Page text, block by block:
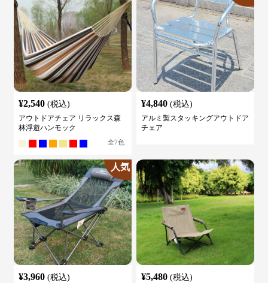
¥2,540 (税込)
アウトドアチェア リラックス森
林浮遊ハンモック
全7色
¥4,840 (税込)
アルミ製スタッキングアウトドア
チェア
人気
¥3,960 (税込) ¥5,480 (税込)